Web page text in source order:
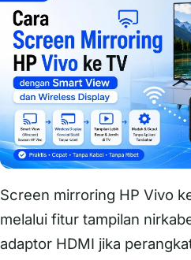
Screen mirroring HP Vivo
melalui fitur tampilan
adaptor HDMI jika